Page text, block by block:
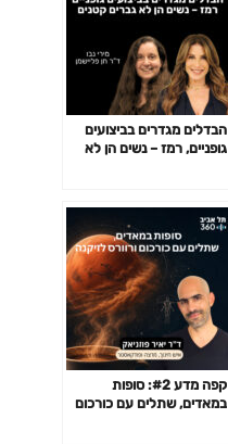
הבדלים מגדרים בביצועים
גופניים, רמז – נשים הן לא
קפה מדע #2: סופות
במאדים, שתלים עם כורכום